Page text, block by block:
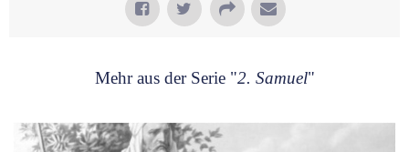
Mehr aus der Serie "2. Samuel"